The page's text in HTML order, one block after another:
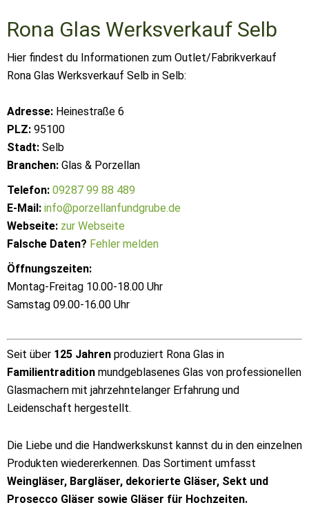
Rona Glas Werksverkauf Selb
Hier findest du Informationen zum Outlet/Fabrikverkauf
Rona Glas Werksverkauf Selb in Selb:
Adresse: Heinestraße 6
PLZ: 95100
Stadt: Selb
Branchen: Glas & Porzellan
Telefon: 09287 99 88 489
E-Mail: info@porzellanfundgrube.de
Webseite: zur Webseite
Falsche Daten? Fehler melden
Öffnungszeiten:
Montag-Freitag 10.00-18.00 Uhr
Samstag 09.00-16.00 Uhr
Seit über 125 Jahren produziert Rona Glas in
Familientradition mundgeblasenes Glas von professionellen
Glasmachern mit jahrzehntelanger Erfahrung und
Leidenschaft hergestellt.
Die Liebe und die Handwerkskunst kannst du in den einzelnen
Produkten wiedererkennen. Das Sortiment umfasst
Weingläser, Bargläser, dekorierte Gläser, Sekt und
Prosecco Gläser sowie Gläser für Hochzeiten.